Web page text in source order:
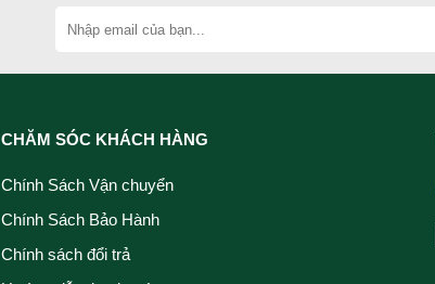
CHĂM SÓC KHÁCH HÀNG
Chính Sách Vận chuyển
Chính Sách Bảo Hành
Chính sách đổi trả